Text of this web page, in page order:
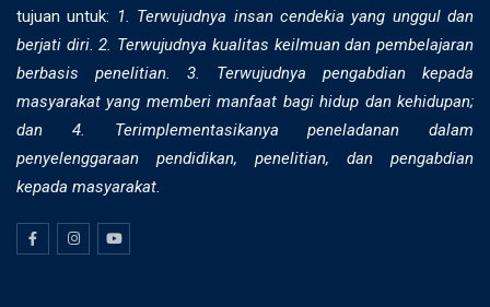
tujuan untuk: 1. Terwujudnya insan cendekia yang unggul dan
berjati diri. 2. ⁠Terwujudnya kualitas keilmuan dan pembelajaran
berbasis penelitian. 3. Terwujudnya pengabdian kepada
masyarakat yang memberi manfaat bagi hidup dan kehidupan;
dan 4. Terimplementasikanya peneladanan dalam
penyelenggaraan pendidikan, penelitian, dan pengabdian
kepada masyarakat.